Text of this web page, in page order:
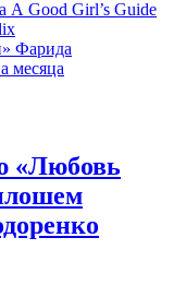
A Good Girl’s Guide
Фарида
месяца
«Любовь